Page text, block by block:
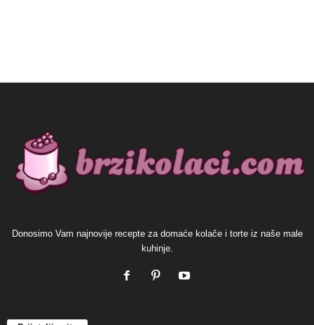
Donosimo Vam najnovije recepte za domaće kolače i torte iz naše male
kuhinje.